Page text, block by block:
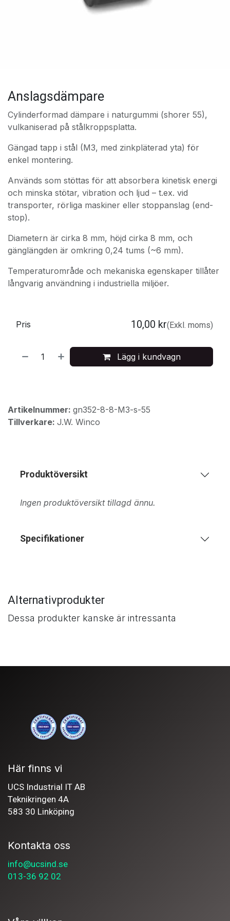
Anslagsdämpare
Cylinderformad dämpare i naturgummi (shorer 55),
vulkaniserad på stålkroppsplatta.
Gängad tapp i stål (M3, med zinkpläterad yta) för
enkel montering.
Används som stöttas för att absorbera kinetisk energi
och minska stötar, vibration och ljud – t.ex. vid
transporter, rörliga maskiner eller stoppanslag (end-
stop).
Diametern är cirka 8 mm, höjd cirka 8 mm, och
gänglängden är omkring 0,24 tums (~6 mm).
Temperaturområde och mekaniska egenskaper tillåter
långvarig användning i industriella miljöer.
Lägg i kundvagn
Pris 10,00 kr(Exkl. moms)
Artikelnummer: gn352-8-8-M3-s-55
Tillverkare: J.W. Winco
Produktöversikt
Ingen produktöversikt tillagd ännu.
Specifikationer
Alternativprodukter
Dessa produkter kanske är intressanta
Här finns vi
UCS Industrial IT AB
Teknikringen 4A
583 30 Linköping
Kontakta oss
info@ucsind.se
013-36 92 02